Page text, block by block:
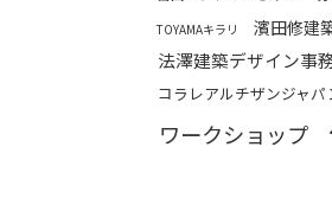
TOYAMAキラリ 濱田修建
法澤建築デザイン事
コラレアルチザンジャパ
ワークショップ